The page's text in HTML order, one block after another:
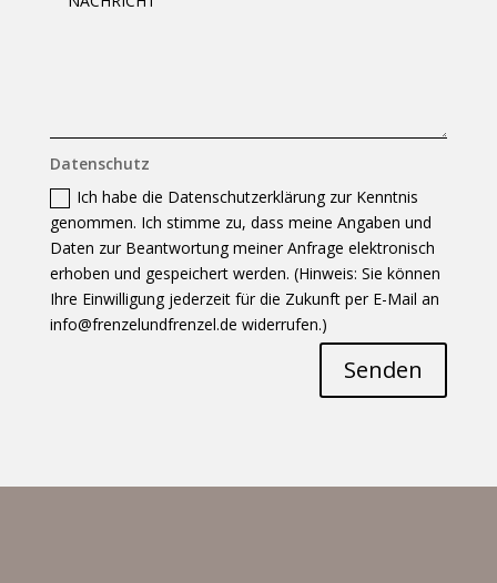
Datenschutz
Ich habe die Daten­schutz­erklärung zur Kennt­nis
genommen. Ich stimme zu, dass meine Angaben und
Daten zur Be­ant­wortung meiner Anfrage elek­tronisch
er­hoben und ge­speichert werden. (Hinweis: Sie können
Ihre Ein­willigung jeder­zeit für die Zukunft per E-Mail an
info@frenzelundfrenzel.de wider­rufen.)
Senden